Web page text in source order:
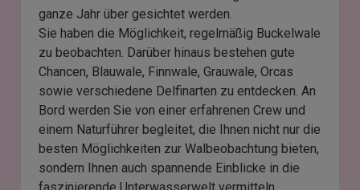
ganze Jahr über gesichtet werden.
Sie haben die Möglichkeit, regelmäßig Buckelwale
zu beobachten. Darüber hinaus bestehen gute
Chancen, Blauwale, Finnwale, Grauwale, Orcas
sowie verschiedene Delfinarten zu entdecken. An
Bord werden Sie von einer erfahrenen Crew und
einem Naturführer begleitet, die Ihnen nicht nur die
besten Möglichkeiten zur Walbeobachtung bieten,
sondern Ihnen auch spannende Einblicke in die